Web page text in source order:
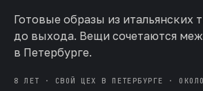
Готовые образы из итальянских
до выхода. Вещи сочетаются
в Петербурге.
8 ЛЕТ · СВОЙ ЦЕХ В ПЕТЕРБУРГЕ ·